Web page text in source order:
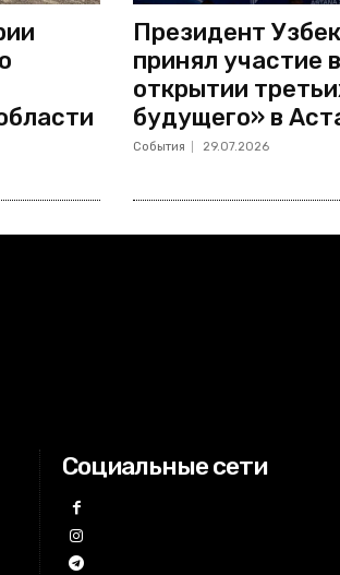
Президент
принял участие в
открытии
будущего» в
События 29.07.2026
Социальные сети